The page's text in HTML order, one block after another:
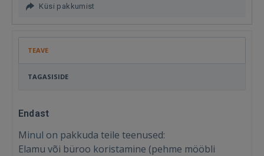
Küsi pakkumist
TEAVE
TAGASISIDE
Endast
Minul on pakkuda teile teenused:
Elamu või büroo koristamine (pehme mööbli